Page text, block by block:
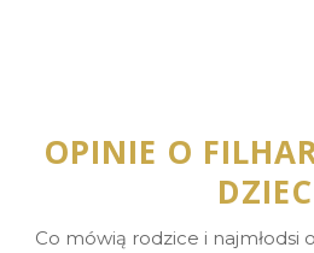
OPINIE O
Co mówią rodzice i najmłodsi